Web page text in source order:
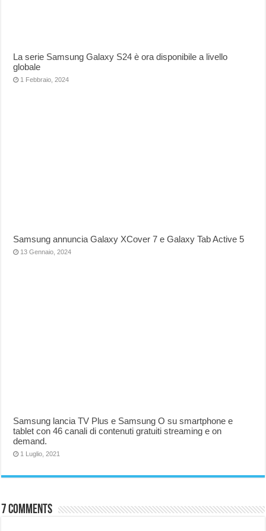
La serie Samsung Galaxy S24 è ora disponibile a livello
globale
1 Febbraio, 2024
Samsung annuncia Galaxy XCover 7 e Galaxy Tab Active 5
13 Gennaio, 2024
Samsung lancia TV Plus e Samsung O su smartphone e
tablet con 46 canali di contenuti gratuiti streaming e on
demand.
1 Luglio, 2021
7 comments